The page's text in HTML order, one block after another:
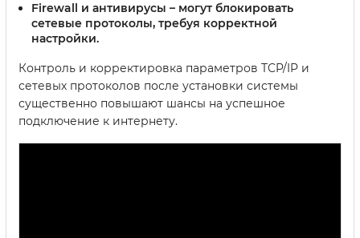
Firewall и антивирусы – могут блокировать
сетевые протоколы, требуя корректной
настройки.
Контроль и корректировка параметров TCP/IP и
сетевых протоколов после установки системы
существенно повышают шансы на успешное
подключение к интернету.